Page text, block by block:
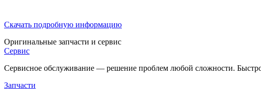
Скачать подробную информацию
Оригинальные запчасти и сервис
Сервис
Сервисное обслуживание — решение проблем любой сложности.
Запчасти